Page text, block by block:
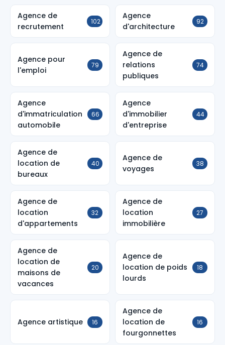
Agence de
recrutement
102
Agence
d'architecture
92
Agence pour
l'emploi
79
Agence de
relations
publiques
74
Agence
d'immatriculation
automobile
66
Agence
d'immobilier
d'entreprise
44
Agence de
location de
bureaux
40
Agence de
voyages
38
Agence de
location
d'appartements
32
Agence de
location
immobilière
27
Agence de
location de
maisons de
vacances
20
Agence de
location de poids
lourds
18
Agence artistique 16
Agence de
location de
fourgonnettes
16